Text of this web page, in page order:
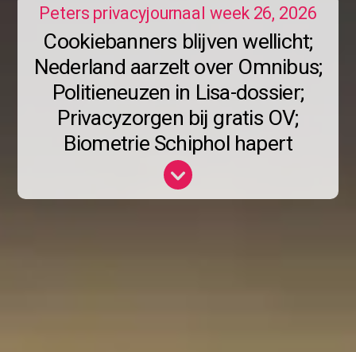
Peters privacyjournaal week 26, 2026
Cookiebanners blijven wellicht;
Nederland aarzelt over Omnibus;
Politieneuzen in Lisa-dossier;
Privacyzorgen bij gratis OV;
Biometrie Schiphol hapert